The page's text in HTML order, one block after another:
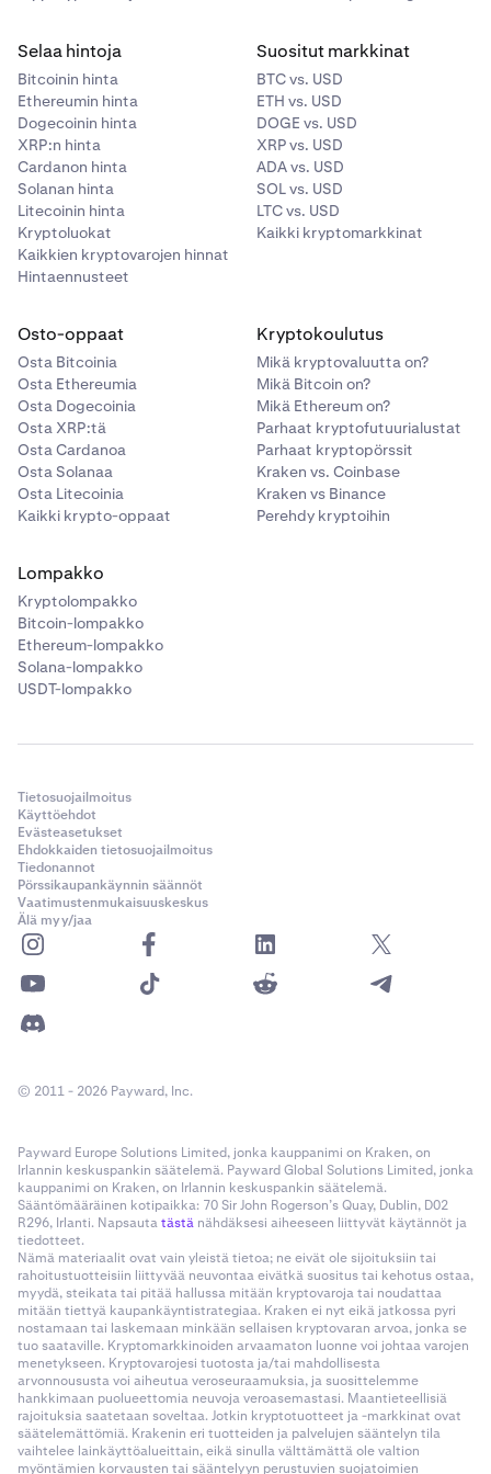
Selaa hintoja
Bitcoinin hinta
Ethereumin hinta
Dogecoinin hinta
XRP:n hinta
Cardanon hinta
Solanan hinta
Litecoinin hinta
Kryptoluokat
Kaikkien kryptovarojen hinnat
Hintaennusteet
Suositut markkinat
BTC vs. USD
ETH vs. USD
DOGE vs. USD
XRP vs. USD
ADA vs. USD
SOL vs. USD
LTC vs. USD
Kaikki kryptomarkkinat
Osto-oppaat
Osta Bitcoinia
Osta Ethereumia
Osta Dogecoinia
Osta XRP:tä
Osta Cardanoa
Osta Solanaa
Osta Litecoinia
Kaikki krypto-oppaat
Kryptokoulutus
Mikä kryptovaluutta on?
Mikä Bitcoin on?
Mikä Ethereum on?
Parhaat kryptofutuurialustat
Parhaat kryptopörssit
Kraken vs. Coinbase
Kraken vs Binance
Perehdy kryptoihin
Lompakko
Kryptolompakko
Bitcoin-lompakko
Ethereum-lompakko
Solana-lompakko
USDT-lompakko
Tietosuojailmoitus
Käyttöehdot
Evästeasetukset
Ehdokkaiden tietosuojailmoitus
Tiedonannot
Pörssikaupankäynnin säännöt
Vaatimustenmukaisuuskeskus
Älä myy/jaa
© 2011 - 2026 Payward, Inc.
Payward Europe Solutions Limited, jonka kauppanimi on Kraken, on
Irlannin keskuspankin säätelemä. Payward Global Solutions Limited, jonka
kauppanimi on Kraken, on Irlannin keskuspankin säätelemä.
Sääntömääräinen kotipaikka: 70 Sir John Rogerson’s Quay, Dublin, D02
R296, Irlanti. Napsautatästä nähdäksesi aiheeseen liittyvät käytännöt ja
tiedotteet.
Nämä materiaalit ovat vain yleistä tietoa; ne eivät ole sijoituksiin tai
rahoitustuotteisiin liittyvää neuvontaa eivätkä suositus tai kehotus ostaa,
myydä, steikata tai pitää hallussa mitään kryptovaroja tai noudattaa
mitään tiettyä kaupankäyntistrategiaa. Kraken ei nyt eikä jatkossa pyri
nostamaan tai laskemaan minkään sellaisen kryptovaran arvoa, jonka se
tuo saataville. Kryptomarkkinoiden arvaamaton luonne voi johtaa varojen
menetykseen. Kryptovarojesi tuotosta ja/tai mahdollisesta
arvonnoususta voi aiheutua veroseuraamuksia, ja suosittelemme
hankkimaan puolueettomia neuvoja veroasemastasi. Maantieteellisiä
rajoituksia saatetaan soveltaa. Jotkin kryptotuotteet ja -markkinat ovat
säätelemättömiä. Krakenin eri tuotteiden ja palvelujen sääntelyn tila
vaihtelee lainkäyttöalueittain, eikä sinulla välttämättä ole valtion
myöntämien korvausten tai sääntelyyn perustuvien suojatoimien